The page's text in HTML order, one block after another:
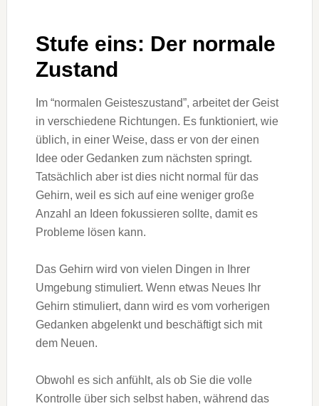
Stufe eins: Der normale
Zustand
Im “normalen Geisteszustand”, arbeitet der Geist
in verschiedene Richtungen. Es funktioniert, wie
üblich, in einer Weise, dass er von der einen
Idee oder Gedanken zum nächsten springt.
Tatsächlich aber ist dies nicht normal für das
Gehirn, weil es sich auf eine weniger große
Anzahl an Ideen fokussieren sollte, damit es
Probleme lösen kann.
Das Gehirn wird von vielen Dingen in Ihrer
Umgebung stimuliert. Wenn etwas Neues Ihr
Gehirn stimuliert, dann wird es vom vorherigen
Gedanken abgelenkt und beschäftigt sich mit
dem Neuen.
Obwohl es sich anfühlt, als ob Sie die volle
Kontrolle über sich selbst haben, während das